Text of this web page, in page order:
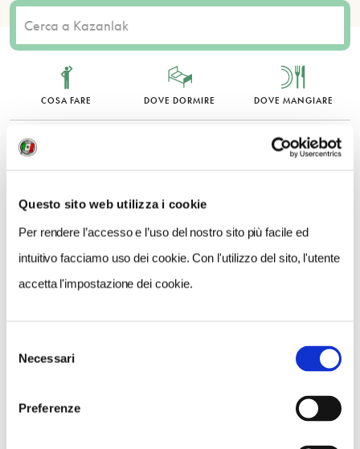
Questo sito web utilizza i cookie
Per rendere l’accesso e l’uso del nostro sito più facile ed
intuitivo facciamo uso dei cookie. Con l'utilizzo del sito, l'utente
accetta l'impostazione dei cookie.
delNecessari
Preferenze
COSA FARE DOVE DORMIRE DOVE MANGIARE
0 RISULTATI MOSTRA SOLO CONVENZIONATI